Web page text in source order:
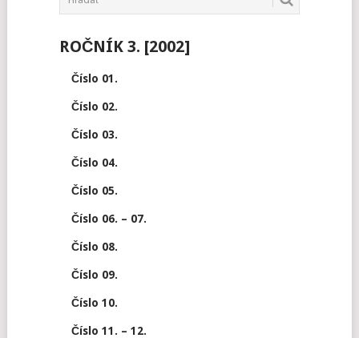
ROČNÍK 3. [2002]
Číslo 01.
Číslo 02.
Číslo 03.
Číslo 04.
Číslo 05.
Číslo 06. – 07.
Číslo 08.
Číslo 09.
Číslo 10.
Číslo 11. – 12.